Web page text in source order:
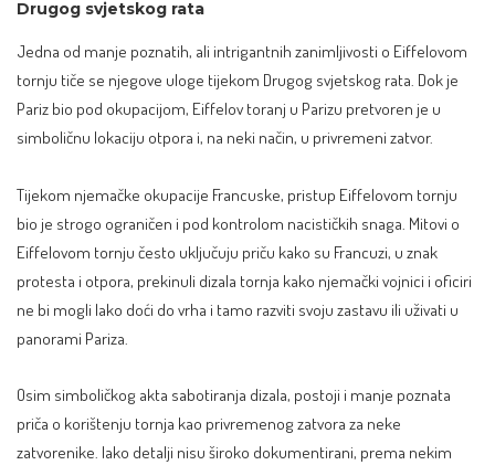
Drugog svjetskog rata
Jedna od manje poznatih, ali intrigantnih zanimljivosti o Eiffelovom
tornju tiče se njegove uloge tijekom Drugog svjetskog rata. Dok je
Pariz bio pod okupacijom, Eiffelov toranj u Parizu pretvoren je u
simboličnu lokaciju otpora i, na neki način, u privremeni zatvor.
Tijekom njemačke okupacije Francuske, pristup Eiffelovom tornju
bio je strogo ograničen i pod kontrolom nacističkih snaga. Mitovi o
Eiffelovom tornju često uključuju priču kako su Francuzi, u znak
protesta i otpora, prekinuli dizala tornja kako njemački vojnici i oficiri
ne bi mogli lako doći do vrha i tamo razviti svoju zastavu ili uživati u
panorami Pariza.
Osim simboličkog akta sabotiranja dizala, postoji i manje poznata
priča o korištenju tornja kao privremenog zatvora za neke
zatvorenike. Iako detalji nisu široko dokumentirani, prema nekim